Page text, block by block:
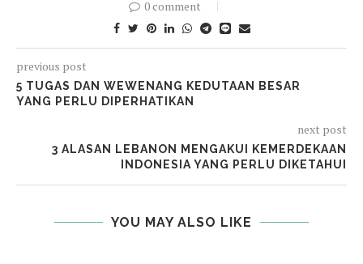
0 comment
previous post
5 TUGAS DAN WEWENANG KEDUTAAN BESAR
YANG PERLU DIPERHATIKAN
next post
3 ALASAN LEBANON MENGAKUI KEMERDEKAAN
INDONESIA YANG PERLU DIKETAHUI
YOU MAY ALSO LIKE